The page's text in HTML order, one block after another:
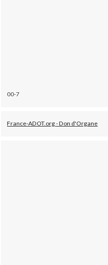
00-7
France-ADOT.org - Don d'Organe